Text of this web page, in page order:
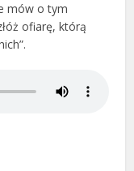
mów o tym
ofiarę, którą